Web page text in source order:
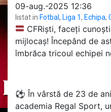
09-aug.-2025 12:36
listat in Fotbal , Liga 1, Echipa,
CFRiști, faceți
mijlocaș! Începând de
îmbrăca tricoul echipei
⚽ În vârstă de 23 de
academia Regal Sport,